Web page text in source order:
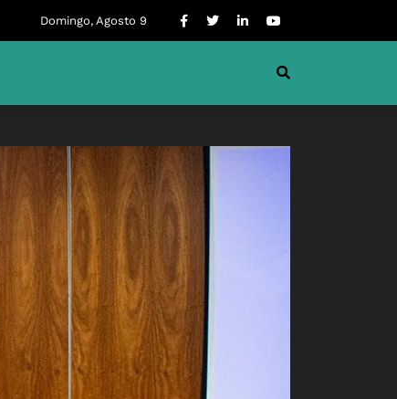
Domingo, Agosto 9